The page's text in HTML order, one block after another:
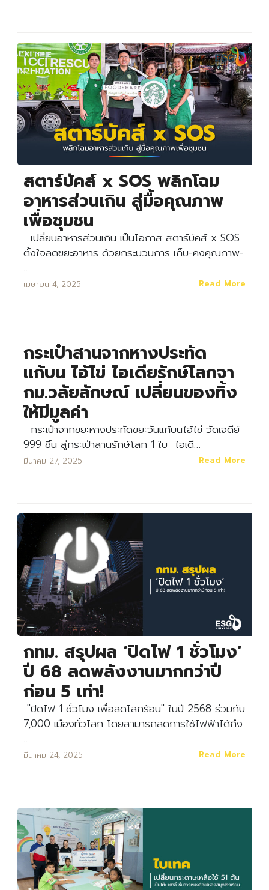
สตาร์บัคส์ x SOS พลิกโฉม
อาหารส่วนเกิน สู่มื้อคุณภาพ
เพื่อชุมชน
เปลี่ยนอาหารส่วนเกิน เป็นโอกาส สตาร์บัคส์ x SOS
ตั้งใจลดขยะอาหาร ด้วยกระบวนการ เก็บ-คงคุณภาพ-
…
เมษายน 4, 2025 Read More
กระเป๋าสานจากหางประทัด
แก้บน ไอ้ไข่ ไอเดียรักษ์โลกจา
กม.วลัยลักษณ์ เปลี่ยนของทิ้ง
ให้มีมูลค่า
กระเป๋าจากขยะหางประทัดขยะวันแก้บนไอ้ไข่ วัดเจดีย์
999 ชิ้น สู่กระเป๋าสานรักษ์โลก 1 ใบ ไอเดี…
มีนาคม 27, 2025 Read More
กทม. สรุปผล ‘ปิดไฟ 1 ชั่วโมง’
ปี 68 ลดพลังงานมากกว่าปี
ก่อน 5 เท่า!
"ปิดไฟ 1 ชั่วโมง เพื่อลดโลกร้อน" ในปี 2568 ร่วมกับ
7,000 เมืองทั่วโลก โดยสามารถลดการใช้ไฟฟ้าได้ถึง
…
มีนาคม 24, 2025 Read More